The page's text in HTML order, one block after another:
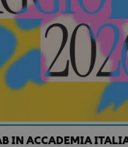
IN ACCADEMIA